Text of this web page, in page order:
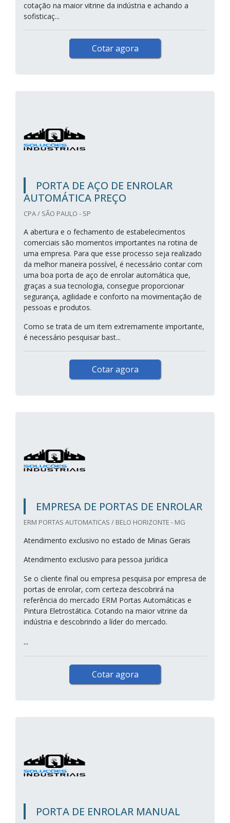
cotação na maior vitrine da indústria e achando a
sofisticaç...
Cotar agora
PORTA DE AÇO DE ENROLAR
AUTOMÁTICA PREÇO
CPA / SÃO PAULO - SP
A abertura e o fechamento de estabelecimentos
comerciais são momentos importantes na rotina de
uma empresa. Para que esse processo seja realizado
da melhor maneira possível, é necessário contar com
uma boa porta de aço de enrolar automática que,
graças a sua tecnologia, consegue proporcionar
segurança, agilidade e conforto na movimentação de
pessoas e produtos.
Como se trata de um item extremamente importante,
é necessário pesquisar bast...
Cotar agora
EMPRESA DE PORTAS DE ENROLAR
ERM PORTAS AUTOMATICAS / BELO HORIZONTE - MG
Atendimento exclusivo no estado de Minas Gerais
Atendimento exclusivo para pessoa jurídica
Se o cliente final ou empresa pesquisa por empresa de
portas de enrolar, com certeza descobrirá na
referência do mercado ERM Portas Automáticas e
Pintura Eletrostática. Cotando na maior vitrine da
indústria e descobrindo a líder do mercado.
...
Cotar agora
PORTA DE ENROLAR MANUAL